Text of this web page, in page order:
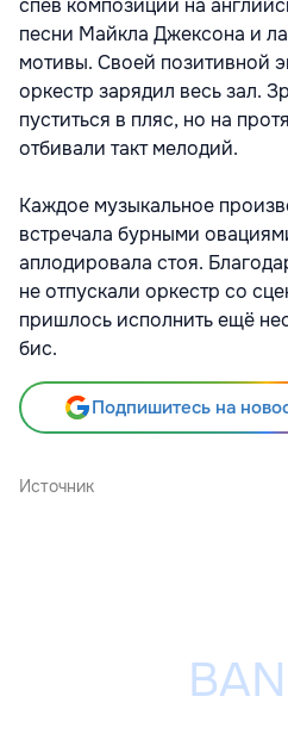
спев композиции на
песни Майкла Джексона и
мотивы. Своей позитивной
оркестр зарядил весь зал.
пуститься в пляс, но на
отбивали такт мелодий.
Каждое музыкальное
встречала бурными
аплодировала стоя.
не отпускали оркестр со
пришлось исполнить ещё
бис.
Подпишитесь на
Источник